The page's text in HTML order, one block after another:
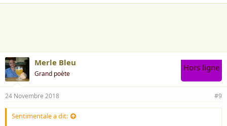
a
Merle Bleu
Grand poète
Hors ligne
24 Novembre 2018 #9
Sentimentale a dit: